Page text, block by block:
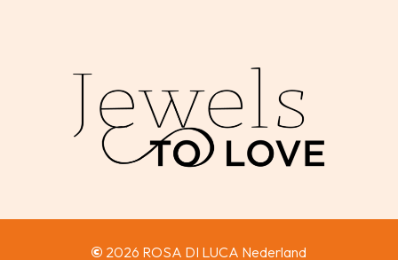
© 2026 ROSA DI LUCA Nederland